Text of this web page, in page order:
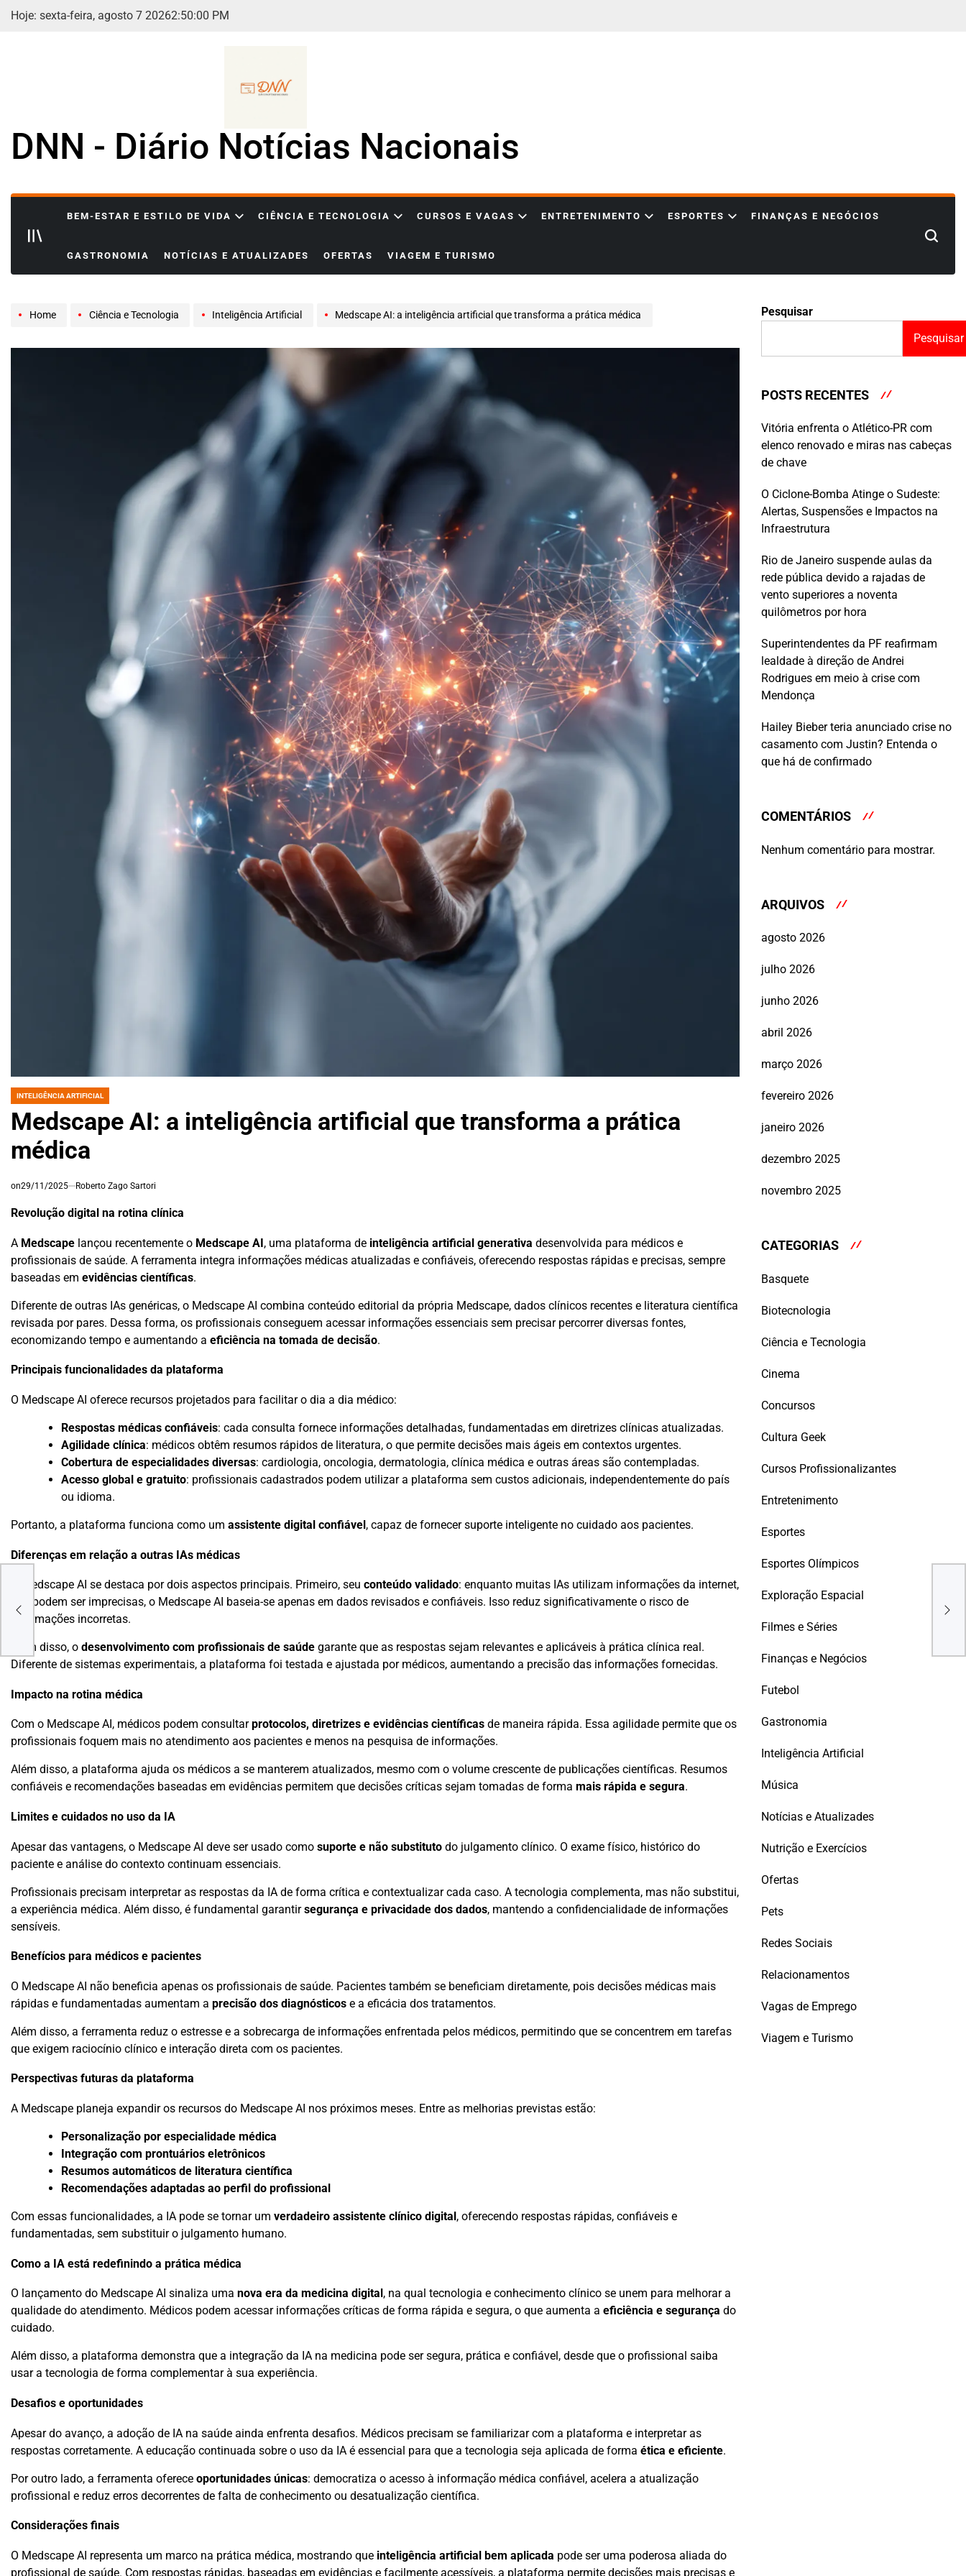
Skip
Hoje: sexta-feira, agosto 7 20262:50:01 PM
DNN - Diário Notícias Nacionais
BEM-ESTAR E ESTILO DE VIDA CIÊNCIA E TECNOLOGIA CURSOS E VAGAS ENTRETENIMENTO ESPORTES FINANÇAS E NEGÓCIOS
GASTRONOMIA NOTÍCIAS E ATUALIZADES OFERTAS VIAGEM E TURISMO
Search
Home Ciência e Tecnologia Inteligência Artificial Medscape AI: a inteligência artificial que transforma a prática médica
POSTED
INTELIGÊNCIA ARTIFICIAL
Medscape AI: a inteligência artificial que transforma a prática
médica
on29/11/2025 Roberto Zago Sartori
Revolução digital na rotina clínica
A Medscape lançou recentemente o Medscape AI, uma plataforma de inteligência artificial generativa desenvolvida para médicos e
profissionais de saúde. A ferramenta integra informações médicas atualizadas e confiáveis, oferecendo respostas rápidas e precisas, sempre
baseadas em evidências científicas.
Diferente de outras IAs genéricas, o Medscape AI combina conteúdo editorial da própria Medscape, dados clínicos recentes e literatura científica
revisada por pares. Dessa forma, os profissionais conseguem acessar informações essenciais sem precisar percorrer diversas fontes,
economizando tempo e aumentando a eficiência na tomada de decisão.
Principais funcionalidades da plataforma
O Medscape AI oferece recursos projetados para facilitar o dia a dia médico:
Respostas médicas confiáveis: cada consulta fornece informações detalhadas, fundamentadas em diretrizes clínicas atualizadas.
Agilidade clínica: médicos obtêm resumos rápidos de literatura, o que permite decisões mais ágeis em contextos urgentes.
Cobertura de especialidades diversas: cardiologia, oncologia, dermatologia, clínica médica e outras áreas são contempladas.
Acesso global e gratuito: profissionais cadastrados podem utilizar a plataforma sem custos adicionais, independentemente do país
ou idioma.
Portanto, a plataforma funciona como um assistente digital confiável, capaz de fornecer suporte inteligente no cuidado aos pacientes.
Diferenças em relação a outras IAs médicas
O Medscape AI se destaca por dois aspectos principais. Primeiro, seu conteúdo validado: enquanto muitas IAs utilizam informações da internet,
que podem ser imprecisas, o Medscape AI baseia-se apenas em dados revisados e confiáveis. Isso reduz significativamente o risco de
informações incorretas.
Além disso, o desenvolvimento com profissionais de saúde garante que as respostas sejam relevantes e aplicáveis à prática clínica real.
Diferente de sistemas experimentais, a plataforma foi testada e ajustada por médicos, aumentando a precisão das informações fornecidas.
Impacto na rotina médica
Com o Medscape AI, médicos podem consultarprotocolos, diretrizes e evidências científicas de maneira rápida. Essa agilidade permite que os
profissionais foquem mais no atendimento aos pacientes e menos na pesquisa de informações.
Além disso, a plataforma ajuda os médicos a se manterem atualizados, mesmo com o volume crescente de publicações científicas. Resumos
confiáveis e recomendações baseadas em evidências permitem que decisões críticas sejam tomadas de forma mais rápida e segura.
Limites e cuidados no uso da IA
Apesar das vantagens, o Medscape AI deve ser usado como suporte e não substituto do julgamento clínico. O exame físico, histórico do
paciente e análise do contexto continuam essenciais.
Profissionais precisam interpretar as respostas da IA de forma crítica e contextualizar cada caso. A tecnologia complementa, mas não substitui,
a experiência médica. Além disso, é fundamental garantirsegurança e privacidade dos dados, mantendo a confidencialidade de informações
sensíveis.
Benefícios para médicos e pacientes
O Medscape AI não beneficia apenas os profissionais de saúde. Pacientes também se beneficiam diretamente, pois decisões médicas mais
rápidas e fundamentadas aumentam a precisão dos diagnósticos e a eficácia dos tratamentos.
Além disso, a ferramenta reduz o estresse e a sobrecarga de informações enfrentada pelos médicos, permitindo que se concentrem em tarefas
que exigem raciocínio clínico e interação direta com os pacientes.
Perspectivas futuras da plataforma
A Medscape planeja expandir os recursos do Medscape AI nos próximos meses. Entre as melhorias previstas estão:
Personalização por especialidade médica
Integração com prontuários eletrônicos
Resumos automáticos de literatura científica
Recomendações adaptadas ao perfil do profissional
Com essas funcionalidades, a IA pode se tornar um verdadeiro assistente clínico digital, oferecendo respostas rápidas, confiáveis e
fundamentadas, sem substituir o julgamento humano.
Como a IA está redefinindo a prática médica
O lançamento do Medscape AI sinaliza uma nova era da medicina digital , na qual tecnologia e conhecimento clínico se unem para melhorar a
qualidade do atendimento. Médicos podem acessar informações críticas de forma rápida e segura, o que aumenta a eficiência e segurança do
cuidado.
Além disso, a plataforma demonstra que a integração da IA na medicina pode ser segura, prática e confiável, desde que o profissional saiba
usar a tecnologia de forma complementar à sua experiência.
Desafios e oportunidades
Apesar do avanço, a adoção de IA na saúde ainda enfrenta desafios. Médicos precisam se familiarizar com a plataforma e interpretar as
respostas corretamente. A educação continuada sobre o uso da IA é essencial para que a tecnologia seja aplicada de forma ética e eficiente.
Por outro lado, a ferramenta oferece oportunidades únicas: democratiza o acesso à informação médica confiável, acelera a atualização
profissional e reduz erros decorrentes de falta de conhecimento ou desatualização científica.
Considerações finais
O Medscape AI representa um marco na prática médica, mostrando que inteligência artificial bem aplicada pode ser uma poderosa aliada do
profissional de saúde. Com respostas rápidas, baseadas em evidências e facilmente acessíveis, a plataforma permite decisões mais precisas e
Pesquisar
Pesquisar
POSTS RECENTES
Vitória enfrenta o Atlético-PR com
elenco renovado e miras nas cabeças
de chave
O Ciclone-Bomba Atinge o Sudeste:
Alertas, Suspensões e Impactos na
Infraestrutura
Rio de Janeiro suspende aulas da
rede pública devido a rajadas de
vento superiores a noventa
quilômetros por hora
Superintendentes da PF reafirmam
lealdade à direção de Andrei
Rodrigues em meio à crise com
Mendonça
Hailey Bieber teria anunciado crise no
casamento com Justin? Entenda o
que há de confirmado
COMENTÁRIOS
Nenhum comentário para mostrar.
ARQUIVOS
agosto 2026
julho 2026
junho 2026
abril 2026
março 2026
fevereiro 2026
janeiro 2026
dezembro 2025
novembro 2025
CATEGORIAS
Basquete
Biotecnologia
Ciência e Tecnologia
Cinema
Concursos
Cultura Geek
Cursos Profissionalizantes
Entretenimento
Esportes
Esportes Olímpicos
Exploração Espacial
Filmes e Séries
Finanças e Negócios
Futebol
Gastronomia
Inteligência Artificial
Música
Notícias e Atualizades
Nutrição e Exercícios
Ofertas
Pets
Redes Sociais
Relacionamentos
Vagas de Emprego
Viagem e Turismo